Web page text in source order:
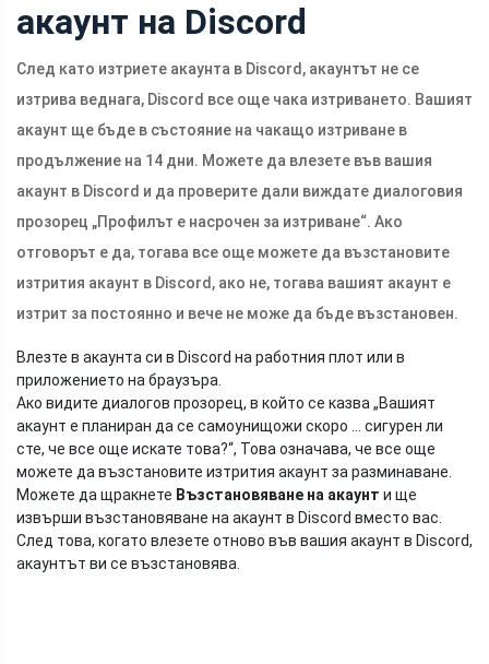
акаунт на Discord
След като изтриете акаунта в Discord, акаунтът не се
изтрива веднага, Discord все още чака изтриването. Вашият
акаунт ще бъде в състояние на чакащо изтриване в
продължение на 14 дни. Можете да влезете във вашия
акаунт в Discord и да проверите дали виждате диалоговия
прозорец „Профилът е насрочен за изтриване“. Ако
отговорът е да, тогава все още можете да възстановите
изтрития акаунт в Discord, ако не, тогава вашият акаунт е
изтрит за постоянно и вече не може да бъде възстановен.
Влезте в акаунта си в Discord на работния плот или в
приложението на браузъра.
Ако видите диалогов прозорец, в който се казва „Вашият
акаунт е планиран да се самоунищожи скоро ... сигурен ли
сте, че все още искате това?“, Това означава, че все още
можете да възстановите изтрития акаунт за разминаване.
Можете да щракнете Възстановяване на акаунт и ще
извърши възстановяване на акаунт в Discord вместо вас.
След това, когато влезете отново във вашия акаунт в Discord,
акаунтът ви се възстановява.